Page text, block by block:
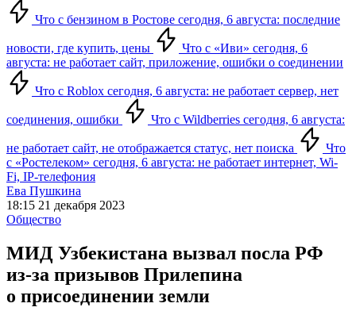
Что с бензином в Ростове сегодня, 6 августа: последние
новости, где купить, цены
Что с «Иви» сегодня, 6
августа: не работает сайт, приложение, ошибки о соединении
Что с Roblox сегодня, 6 августа: не работает сервер, нет
соединения, ошибки Что с Wildberries сегодня, 6 августа:
не работает сайт, не отображается статус, нет поиска
Что
с «Ростелеком» сегодня, 6 августа: не работает интернет, Wi-
Fi, IP-телефония
Ева Пушкина
18:15 21 декабря 2023
Общество
МИД Узбекистана вызвал посла РФ
из-за призывов Прилепина
о присоединении земли